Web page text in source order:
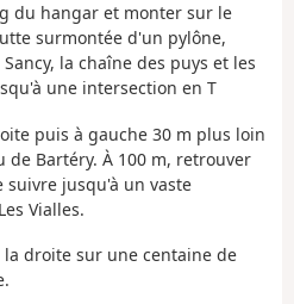
du hangar et monter sur le
surmontée d'un pylône,
la chaîne des puys et les
une intersection en T
puis à gauche 30 m plus loin
Bartéry. À 100 m, retrouver
jusqu'à un vaste
Vialles.
droite sur une centaine de